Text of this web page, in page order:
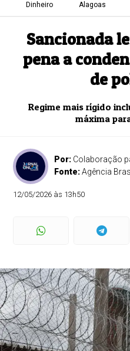
Dinheiro Alagoas
Sancionada
pena a
de
Regime mais rígido
máxima
Por: Colaboração
Fonte:Agência
12/05/2026 às 13h50